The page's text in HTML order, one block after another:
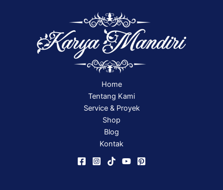
Home
Tentang Kami
Service & Proyek
Shop
Blog
Kontak